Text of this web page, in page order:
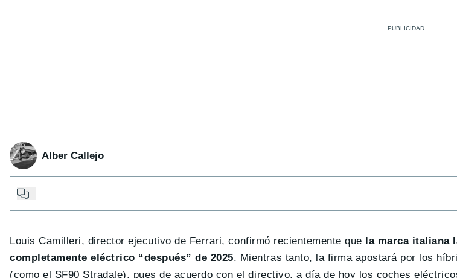
Alber Callejo
...
Louis Camilleri, director ejecutivo de Ferrari, confirmó recientemente que
la marca italiana
completamente eléctrico “después” de 2025. Mientras tanto, la firma apostará por los
(como el SF90 Stradale), pues de acuerdo con el directivo, a día de hoy los coches